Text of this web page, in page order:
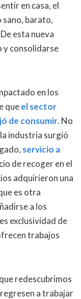
en casa, el
sano, barato,
esta nueva
y consolidarse
en los
queel sector
de consumir. No
industria surgió
servicio a
de recoger en el
adquirieron una
es otra
a los
exclusividad de
trabajos
redescubrimos
a trabajar